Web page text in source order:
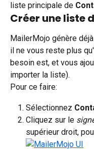
liste principale de
Créer une liste
MailerMojo génère
il ne vous reste plus
besoin est, et vous
importer la liste).
Pour ce faire:
Sélectionnez
Cliquez sur le
supérieur droit,